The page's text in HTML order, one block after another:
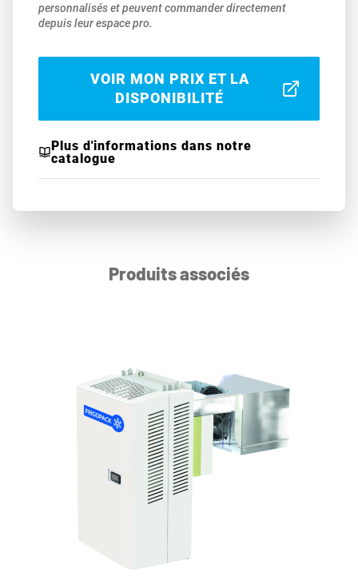
personnalisés et peuvent commander directement
depuis leur espace pro.
VOIR MON PRIX ET LA
DISPONIBILITÉ
Plus d'informations dans notre
catalogue
Produits associés